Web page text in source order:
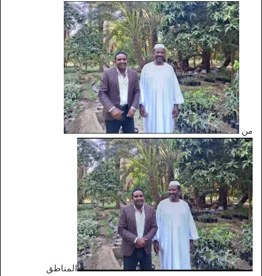
من
المناطق